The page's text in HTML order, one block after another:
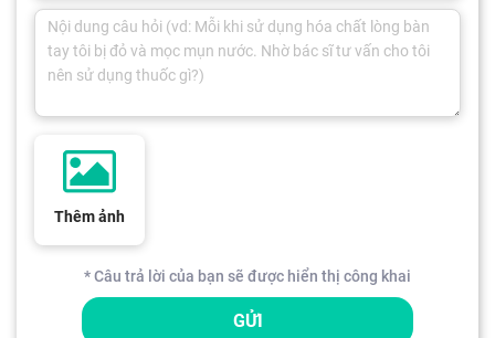
Thêm ảnh
* Câu trả lời của bạn sẽ được hiển thị công khai
GỬI